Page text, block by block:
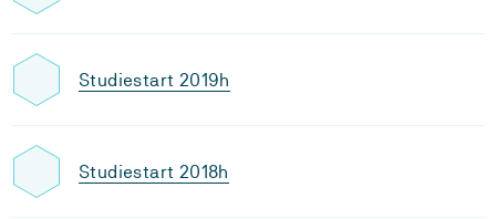
Studiestart 2019h
Studiestart 2018h